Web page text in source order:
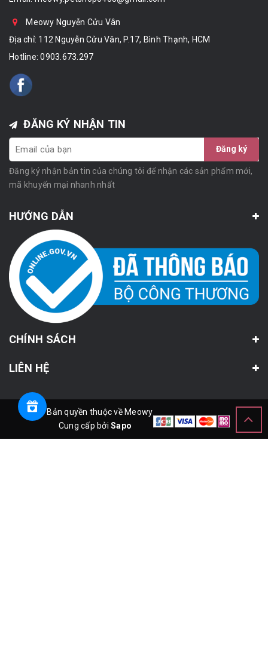
Meowy Nguyễn Cửu Vân
Địa chỉ: 112 Nguyễn Cửu Vân, P.17, Bình Thạnh, HCM
Hotline:0903.673.297
ĐĂNG KÝ NHẬN TIN
Đăng ký
Đăng ký nhận bản tin của chúng tôi để nhận các sản phẩm mới,
mã khuyến mại nhanh nhất
HƯỚNG DẪN
CHÍNH SÁCH
LIÊN HỆ
© Bản quyền thuộc về Meowy
Cung cấp bởiSapo